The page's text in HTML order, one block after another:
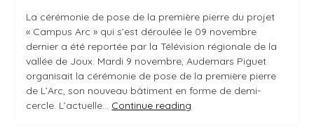
La cérémonie de pose de la première pierre du projet
« Campus Arc » qui s’est déroulée le 09 novembre
dernier a été reportée par la Télévision régionale de la
vallée de Joux. Mardi 9 novembre, Audemars Piguet
organisait la cérémonie de pose de la première pierre
de L’Arc, son nouveau bâtiment en forme de demi-
cercle. L’actuelle… Continue reading